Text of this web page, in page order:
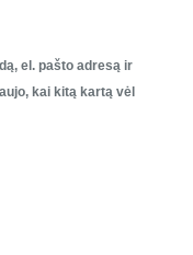
el. pašto adresą ir
kai kitą kartą vėl